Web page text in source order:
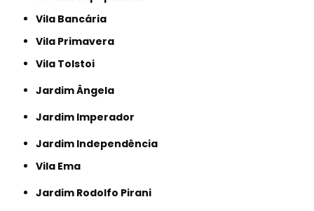
Vila Bancária
Vila Primavera
Vila Tolstoi
Jardim Ângela
Jardim Imperador
Jardim Independência
Vila Ema
Jardim Rodolfo Pirani